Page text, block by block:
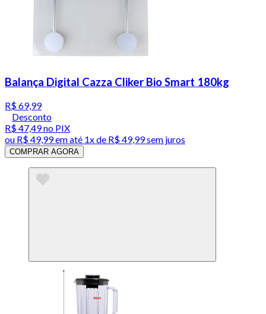
Balança Digital Cazza Cliker Bio Smart 180kg
R$ 69,99
Desconto
R$ 47,49no PIX
ou R$ 49,99em até 1x de R$ 49,99sem juros
COMPRAR AGORA